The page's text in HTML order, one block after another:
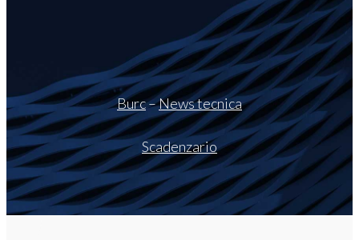
Burc–News tecnica
Scadenzario